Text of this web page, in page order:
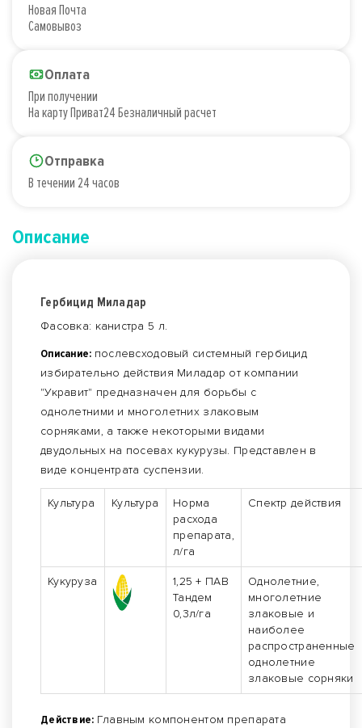
Новая Почта
Самовывоз
Оплата
При получении
На карту Приват24 Безналичный расчет
Отправка
В течении 24 часов
Описание
Гербицид Миладар
Фасовка: канистра 5 л.
Описание: послевсходовый системный гербицид
избирательно действия Миладар от компании
"Укравит" предназначен для борьбы с
однолетними и многолетних злаковым
сорняками, а также некоторыми видами
двудольных на посевах кукурузы. Представлен в
виде концентрата суспензии.
Культура Культура
Норма
расхода
препарата,
л/га
Спектр действия
Кукуруза
1,25 + ПАВ
Тандем
0,3л/га
Однолетние,
многолетние
злаковые и
наиболее
распространенные
однолетние
злаковые сорняки
Действие: Главным компонентом препарата